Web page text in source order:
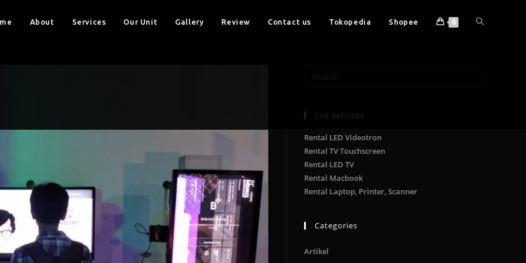
About Services Our Unit Gallery Review Contact us Tokopedia Shopee 0
List Services
Rental LED Videotron
Rental TV Touchscreen
Rental LED TV
Rental Macbook
Rental Laptop, Printer, Scanner
Categories
Artikel